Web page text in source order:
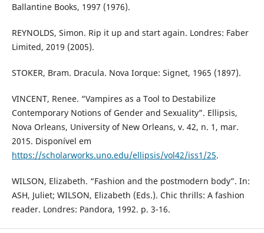
Ballantine Books, 1997 (1976).
REYNOLDS, Simon. Rip it up and start again. Londres: Faber
Limited, 2019 (2005).
STOKER, Bram. Dracula. Nova Iorque: Signet, 1965 (1897).
VINCENT, Renee. “Vampires as a Tool to Destabilize
Contemporary Notions of Gender and Sexuality”. Ellipsis,
Nova Orleans, University of New Orleans, v. 42, n. 1, mar.
2015. Disponível em
https://scholarworks.uno.edu/ellipsis/vol42/iss1/25.
WILSON, Elizabeth. “Fashion and the postmodern body”. In:
ASH, Juliet; WILSON, Elizabeth (Eds.). Chic thrills: A fashion
reader. Londres: Pandora, 1992. p. 3-16.